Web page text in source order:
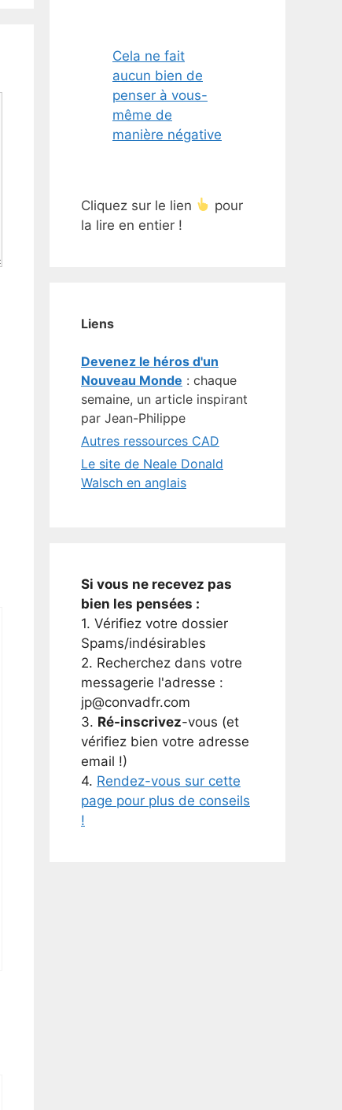
Cela ne fait
aucun bien de
penser à vous-
même de
manière négative
Cliquez sur le lien
pour
la lire en entier !
Liens
Devenez le héros d'un
Nouveau Monde : chaque
semaine, un article inspirant
par Jean-Philippe
Autres ressources CAD
Le site de Neale Donald
Walsch en anglais
Si vous ne recevez pas
bien les pensées :
1. Vérifiez votre dossier
Spams/indésirables
2. Recherchez dans votre
messagerie l'adresse :
jp@convadfr.com
3. Ré-inscrivez-vous (et
vérifiez bien votre adresse
email !)
4. Rendez-vous sur cette
page pour plus de conseils
!